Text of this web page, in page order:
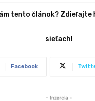
tento článok? Zdieľajte
sieťach!
Facebook
- Inzercia -